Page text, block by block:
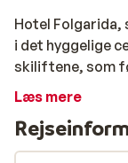
Hotel
i det hyggelige
skiliftene, som
gæstfrie familie
er rummelige
de komfortable
Læs mere